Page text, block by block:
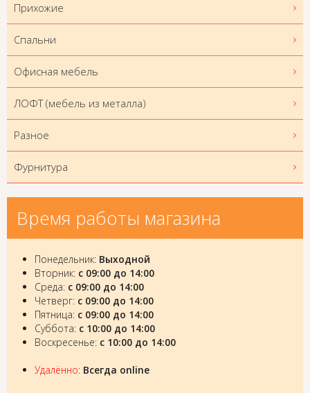
Прихожие
Спальни
Офисная мебель
ЛОФТ (мебель из металла)
Разное
Фурнитура
Время работы магазина
Понедельник: Выходной
Вторник: с 09:00 до 14:00
Среда: с 09:00 до 14:00
Четверг: с 09:00 до 14:00
Пятница: с 09:00 до 14:00
Суббота: с 10:00 до 14:00
Воскресенье: с 10:00 до 14:00
Удалённо: Всегда online